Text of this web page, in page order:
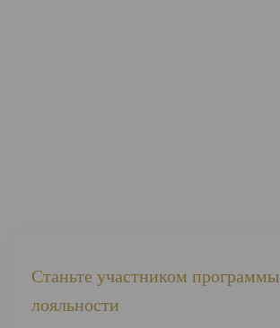
Станьте участником программы
лояльности